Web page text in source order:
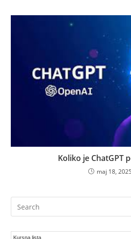
Koliko je ChatGPT
maj 18, 2025